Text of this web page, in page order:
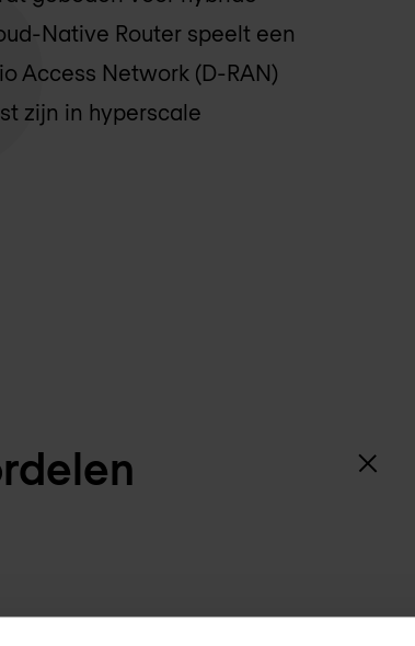
Native Router speelt een
Access Network (D-RAN)
zijn in hyperscale